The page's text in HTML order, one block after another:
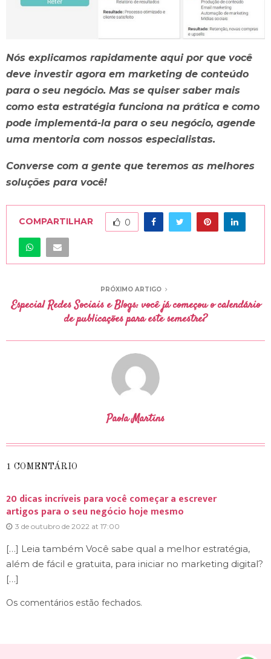
Nós explicamos rapidamente aqui por que você
deve investir agora em marketing de conteúdo
para o seu negócio. Mas se quiser saber mais
como esta estratégia funciona na prática e como
pode implementá-la para o seu negócio, agende
uma mentoria com nossos especialistas.
Converse com a gente que teremos as melhores
soluções para você!
COMPARTILHAR 0
PRÓXIMO ARTIGO
Especial Redes Sociais e Blogs: você já começou o calendário
de publicações para este semestre?
Paola Martins
1 COMENTÁRIO
20 dicas incríveis para você começar a escrever
artigos para o seu negócio hoje mesmo
3 de outubro de 2022 at 17:00
[…] Leia também Você sabe qual a melhor estratégia,
além de fácil e gratuita, para iniciar no marketing digital?
[…]
Os comentários estão fechados.